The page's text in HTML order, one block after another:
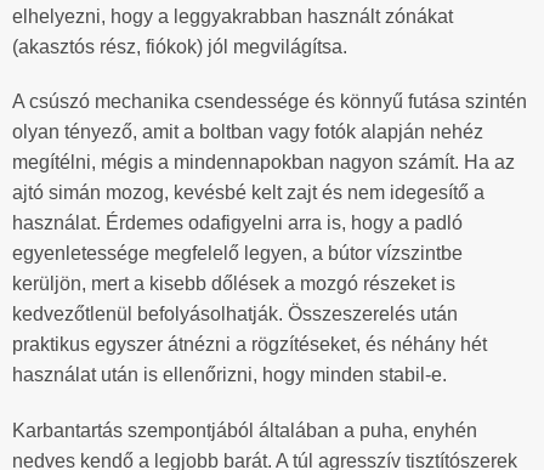
elhelyezni, hogy a leggyakrabban használt zónákat
(akasztós rész, fiókok) jól megvilágítsa.
A csúszó mechanika csendessége és könnyű futása szintén
olyan tényező, amit a boltban vagy fotók alapján nehéz
megítélni, mégis a mindennapokban nagyon számít. Ha az
ajtó simán mozog, kevésbé kelt zajt és nem idegesítő a
használat. Érdemes odafigyelni arra is, hogy a padló
egyenletessége megfelelő legyen, a bútor vízszintbe
kerüljön, mert a kisebb dőlések a mozgó részeket is
kedvezőtlenül befolyásolhatják. Összeszerelés után
praktikus egyszer átnézni a rögzítéseket, és néhány hét
használat után is ellenőrizni, hogy minden stabil-e.
Karbantartás szempontjából általában a puha, enyhén
nedves kendő a legjobb barát. A túl agresszív tisztítószerek